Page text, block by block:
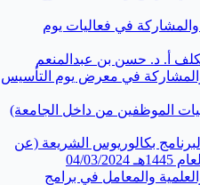
في فعاليات يوم
أ. د. حسن بن عبدالمنعم
في معرض يوم التأسيس
الموظفين من داخل الجامعة)
بكالوريوس الشريعة (عن
04/03/2024
والمعامل في برامج